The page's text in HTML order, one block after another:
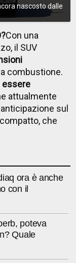
nascosto dalle
Con una
il SUV
combustione.
essere
attualmente
sul
che
ora è anche
con il
poteva
Quale